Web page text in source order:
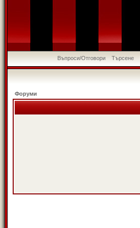
Въпроси/Отговори Търсене
Форуми